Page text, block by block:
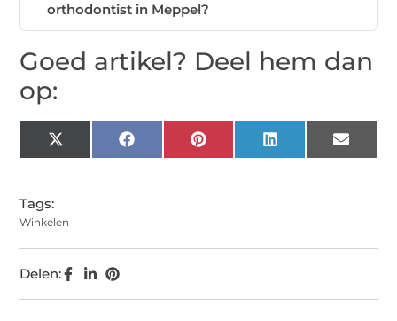
orthodontist in Meppel?
Goed artikel? Deel hem dan
op:
X
(Twitter)
Facebook Pinterest LinkedIn Email
Tags:
Winkelen
Delen: